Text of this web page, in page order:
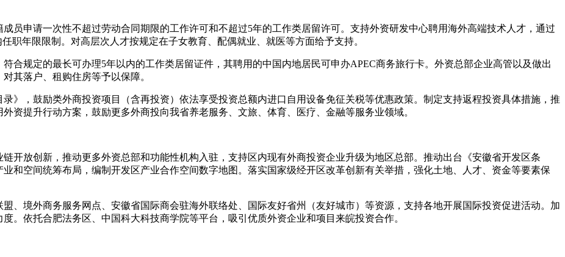
员申请一次性不超过劳动合同期限的工作许可和不超过5年的工作类居留许可。支持外资研发中心聘用海外高端技术人才，通过
职年限限制。对高层次人才按规定在子女教育、配偶就业、就医等方面给予支持。
合规定的最长可办理5年以内的工作类居留证件，其聘用的中国内地居民可申办APEC商务旅行卡。外资总部企业高管以及做出
其落户、租购住房等予以保障。
》，鼓励类外商投资项目（含再投资）依法享受投资总额内进口自用设备免征关税等优惠政策。制定支持返程投资具体措施，推
资提升行动方案，鼓励更多外商投向我省养老服务、文旅、体育、医疗、金融等服务业领域。
开放创新，推动更多外资总部和功能性机构入驻，支持区内现有外商投资企业升级为地区总部。推动出台《安徽省开发区条
和空间统筹布局，编制开发区产业合作空间数字地图。落实国家级经开区改革创新有关举措，强化土地、人才、资金等要素保
、境外商务服务网点、安徽省国际商会驻海外联络处、国际友好省州（友好城市）等资源，支持各地开展国际投资促进活动。加
。依托合肥法务区、中国科大科技商学院等平台，吸引优质外资企业和项目来皖投资合作。